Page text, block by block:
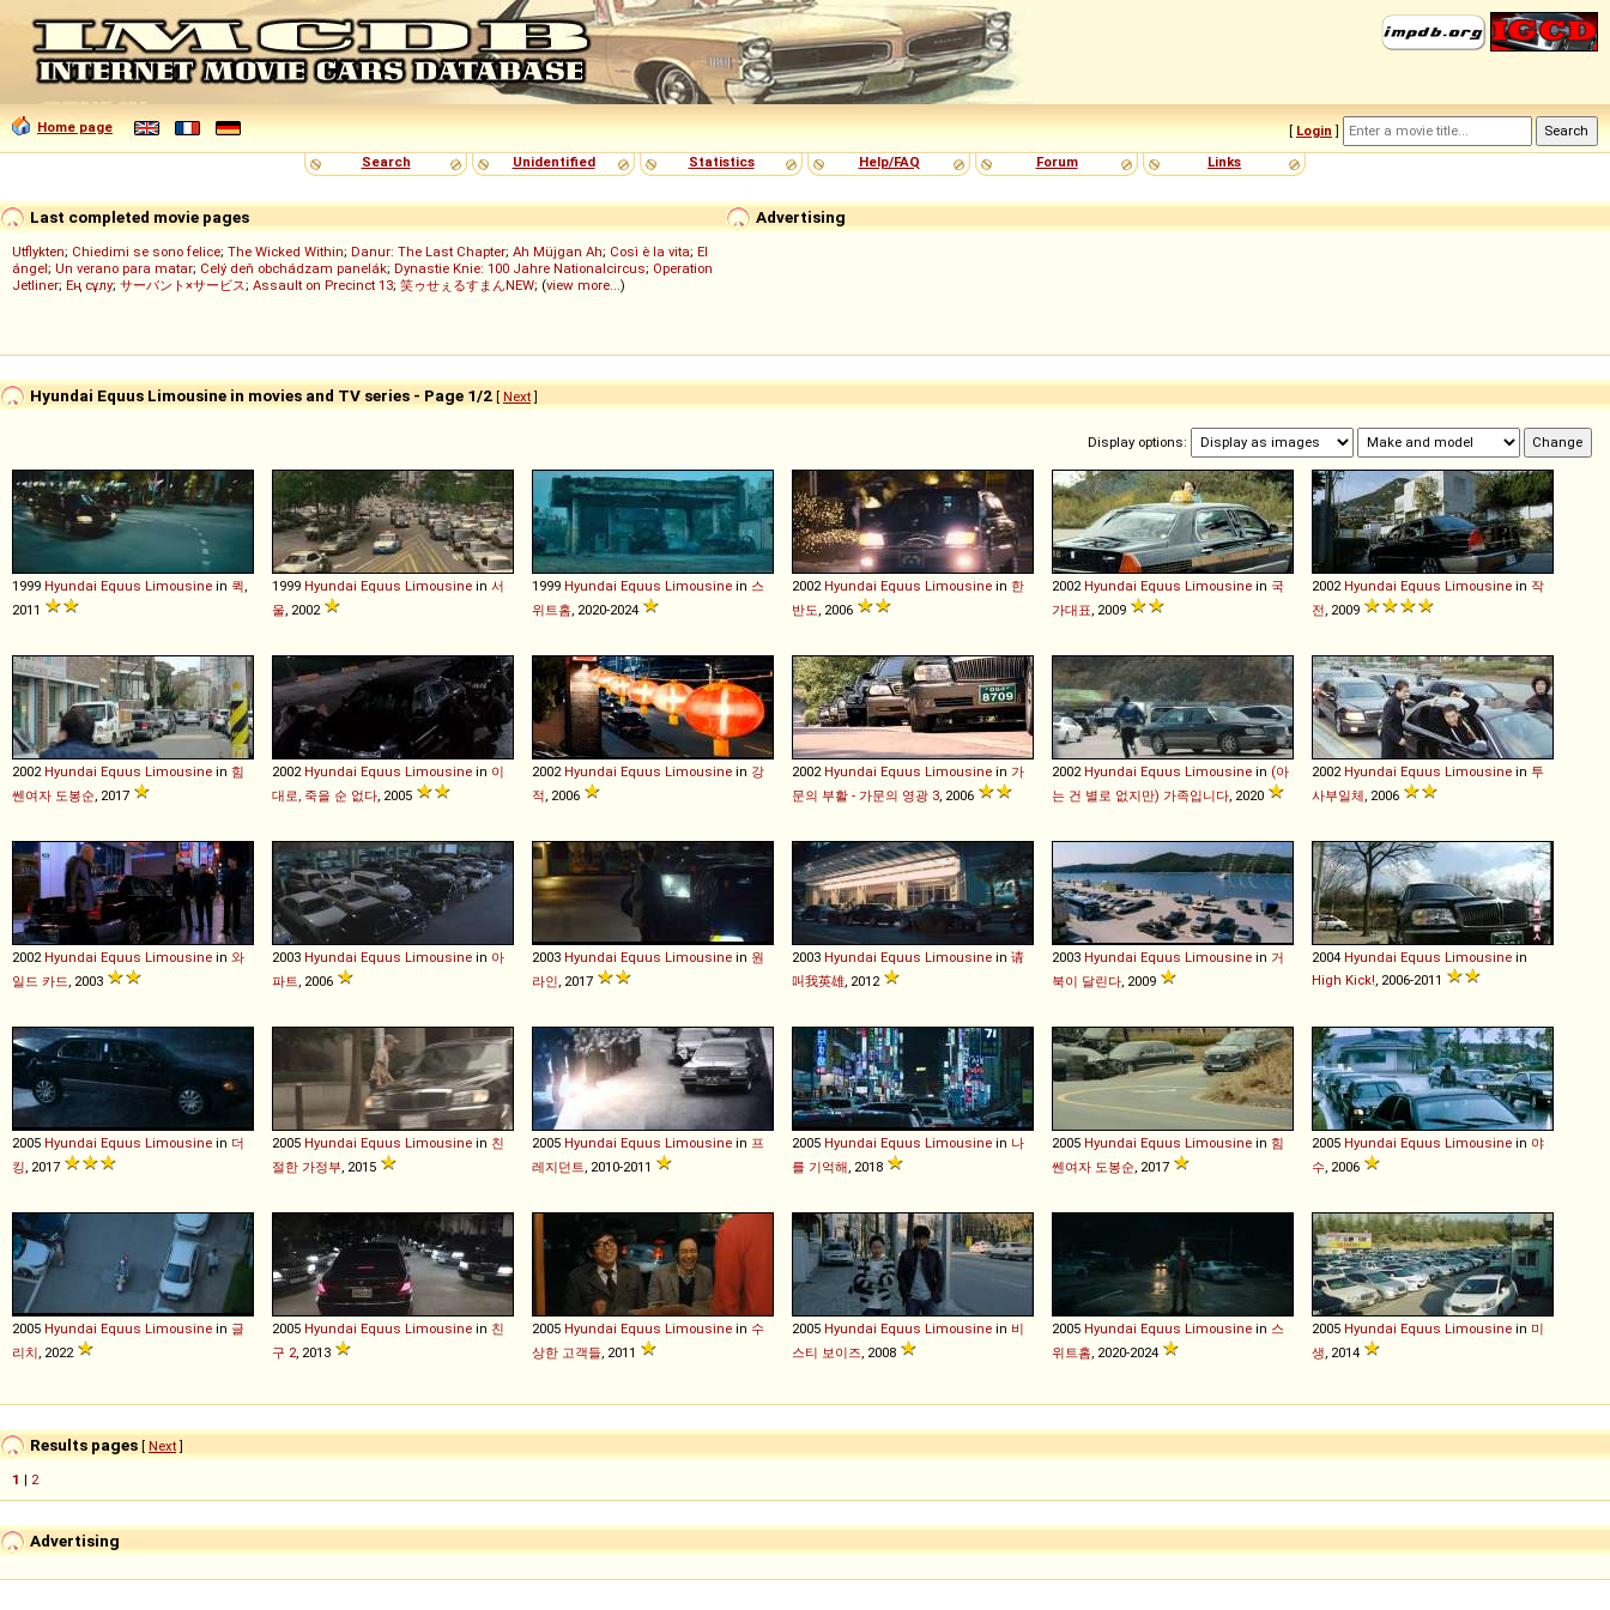
Home page [ Login ]
Search
Unidentified Statistics Help/FAQ Forum Links
Advertising
Last completed movie pages
Utflykten; Chiedimi se sono felice; The Wicked Within; Danur: The Last Chapter; Ah Müjgan Ah; Così è la vita; El
ángel; Un verano para matar; Celý deň obchádzam panelák; Dynastie Knie: 100 Jahre Nationalcircus; Operation
Jetliner; Ең сұлу; サーバント×サービス; Assault on Precinct 13; 笑ゥせぇるすまんNEW; (view more...)
Hyundai Equus Limousine in movies and TV series - Page 1/2 [ Next]
Display options:
1999 Hyundai Equus Limousine in 퀵
2011
1999 Hyundai Equus Limousine in 서
울 , 2002
1999 Hyundai Equus Limousine in 스
위트홈 , 2020-2024
2002 Hyundai Equus Limousine in 한
반도 , 2006
2002 Hyundai Equus Limousine in 국
가대표 , 2009
2002 Hyundai Equus Limousine in 작
전 , 2009
2002 Hyundai Equus Limousine in 힘
쎈여자 도봉순 , 2017
2002 Hyundai Equus Limousine in 이
대로, 죽을 순 없다 , 2005
2002 Hyundai Equus Limousine in 강
적 , 2006
2002 Hyundai Equus Limousine in 가
문의 부활 - 가문의 영광 3 , 2006
2002 Hyundai Equus Limousine in (아
는 건 별로 없지만) 가족입니다 , 2020
2002 Hyundai Equus Limousine in 투
사부일체 , 2006
2002 Hyundai Equus Limousine in 와
일드 카드 , 2003
2003 Hyundai Equus Limousine in 아
파트 , 2006
2003 Hyundai Equus Limousine in 원
라인 , 2017
2003 Hyundai Equus Limousine in 请
叫我英雄 , 2012
2003 Hyundai Equus Limousine in 거
북이 달린다 , 2009
2004 Hyundai Equus Limousine in
High Kick! , 2006-2011
2005 Hyundai Equus Limousine in 더
킹 , 2017
2005 Hyundai Equus Limousine in 친
절한 가정부 , 2015
2005 Hyundai Equus Limousine in 프
레지던트 , 2010-2011
2005 Hyundai Equus Limousine in 나
를 기억해 , 2018
2005 Hyundai Equus Limousine in 힘
쎈여자 도봉순 , 2017
2005 Hyundai Equus Limousine in 야
수 , 2006
2005 Hyundai Equus Limousine in 글
리치 , 2022
2005 Hyundai Equus Limousine in 친
구 2 , 2013
2005 Hyundai Equus Limousine in 수
상한 고객들 , 2011
2005 Hyundai Equus Limousine in 비
스티 보이즈 , 2008
2005 Hyundai Equus Limousine in 스
위트홈 , 2020-2024
2005 Hyundai Equus Limousine in 미
생 , 2014
Results pages [ Next]
1 | 2
Advertising